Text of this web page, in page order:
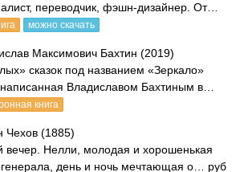
переводчик, фэшн-дизайнер. От…
можно скачать
Максимович Бахтин (2019)
сказок под названием «Зеркало»
Владиславом Бахтиным в…
книга
Чехов (1885)
вечер. Нелли, молодая и хорошенькая
день и ночь мечтающая о… руб